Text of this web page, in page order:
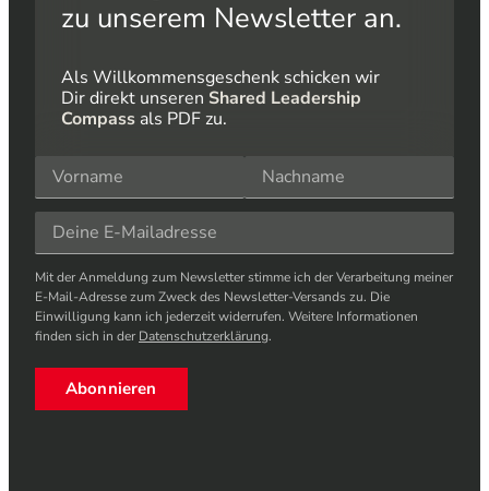
zu unserem Newsletter an.
Als Willkommensgeschenk schicken wir
Dir direkt unseren Shared Leadership
Compass als PDF zu.
Mit der Anmeldung zum Newsletter stimme ich der Verarbeitung meiner
E-Mail-Adresse zum Zweck des Newsletter-Versands zu. Die
Einwilligung kann ich jederzeit widerrufen. Weitere Informationen
finden sich in der Datenschutzerklärung.
Abonnieren